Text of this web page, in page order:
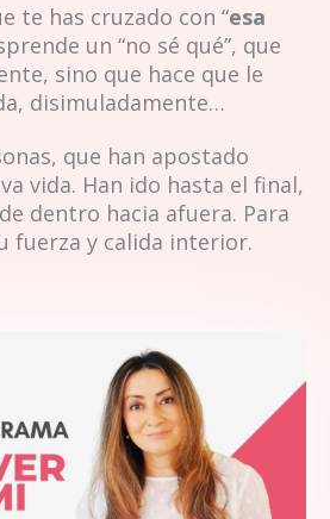
te has cruzado con “esa
un “no sé qué”, que
sino que hace que le
disimuladamente…
que han apostado
vida. Han ido hasta el final,
dentro hacia afuera. Para
fuerza y calida interior.